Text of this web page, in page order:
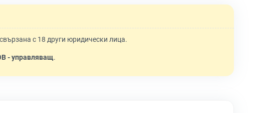
с 18 други юридически лица.
- управляващ.